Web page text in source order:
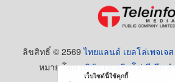
ลิขสิทธิ์ © 2569ไทยแลนด์ เยลโล่เพจเจส
หมาย โดยบริษัท เทเลอินโฟ มีเดีย
เว็บไซต์นี้ใช้คุกกี้